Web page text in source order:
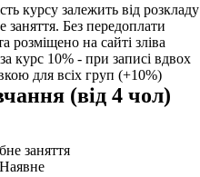
курсу залежить від розкладу
заняття. Без передоплати
розміщено на сайті зліва
курс 10% - при записі вдвох
для всіх груп (+10%)
(вiд 4 чол)
заняття
Наявне